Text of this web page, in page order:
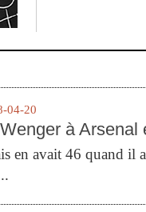
04-20
à Arsenal
en avait 46 quand il